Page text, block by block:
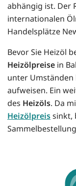
abhängig ist. Der
internationalen
Handelsplätze
Bevor Sie Heizöl
Heizölpreise in
unter Umständen
aufweisen. Ein
des Heizöls. Da
Heizölpreissinkt,